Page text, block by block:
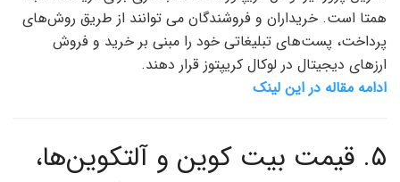
همتا است. خریداران و فروشندگان می توانند از طریق روش‌های
پرداخت، پست‌های تبلیغاتی خود را مبنی بر خرید و فروش
ارزهای دیجیتال در لوکال کریپتوز قرار دهند.
ادامه مقاله در این لینک
۵. قیمت بیت کوین و آلتکوین‌ها،